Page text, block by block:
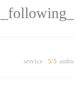
service : 5/5